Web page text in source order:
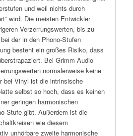
und weil nichts durch
wird. Die meisten Entwickler
Verzerrungswerten, bis zu
der in den Phono-Stufen
besteht ein großes Risiko, dass
Bei Grimm Audio
normalerweise keine
bei Vinyl ist die intrinsische
selbst so hoch, dass es keinen
geringen harmonischen
Stufe gibt. Außerdem ist die
wie diesem
unhörbare zweite harmonische